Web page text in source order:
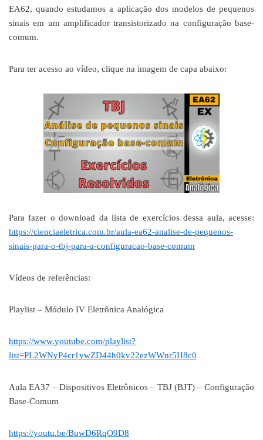
EA62, quando estudamos a aplicação dos modelos de pequenos
sinais em um amplificador transistorizado na configuração base-
comum.
Para ter acesso ao vídeo, clique na imagem de capa abaixo:
Para fazer o download da lista de exercícios dessa aula, acesse:
https://cienciaeletrica.com.br/aula-ea62-analise-de-pequenos-
sinais-para-o-tbj-para-a-configuracao-base-comum
Vídeos de referências:
Playlist – Módulo IV Eletrônica Analógica
https://www.youtube.com/playlist?
list=PL2WNyP4cr1ywZD44h0kv22ezWWnr5H8c0
Aula EA37 – Dispositivos Eletrônicos – TBJ (BJT) – Configuração
Base-Comum
https://youtu.be/BuwD6RqO9D8